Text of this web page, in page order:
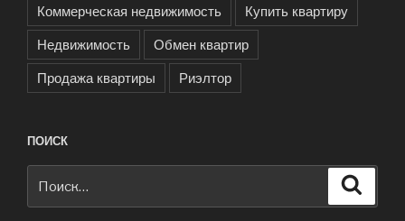
Коммерческая недвижимость
Купить квартиру
Недвижимость
Обмен квартир
Продажа квартиры
Риэлтор
ПОИСК